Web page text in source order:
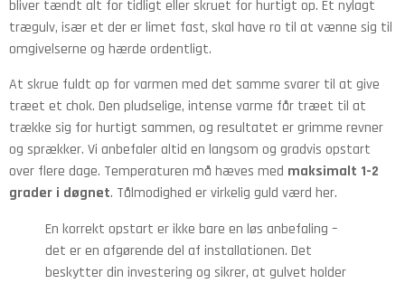
bliver tændt alt for tidligt eller skruet for hurtigt op. Et nylagt
trægulv, især et der er limet fast, skal have ro til at vænne sig til
omgivelserne og hærde ordentligt.
At skrue fuldt op for varmen med det samme svarer til at give
træet et chok. Den pludselige, intense varme får træet til at
trække sig for hurtigt sammen, og resultatet er grimme revner
og sprækker. Vi anbefaler altid en langsom og gradvis opstart
over flere dage. Temperaturen må hæves med maksimalt 1-2
grader i døgnet. Tålmodighed er virkelig guld værd her.
En korrekt opstart er ikke bare en løs anbefaling –
det er en afgørende del af installationen. Det
beskytter din investering og sikrer, at gulvet holder